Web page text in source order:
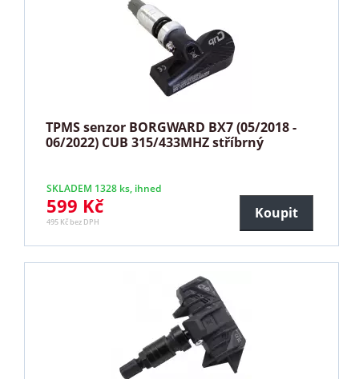
TPMS senzor BORGWARD BX7 (05/2018 -
06/2022) CUB 315/433MHZ stříbrný
SKLADEM 1328 ks, ihned
599 Kč
495 Kč bez DPH
Koupit